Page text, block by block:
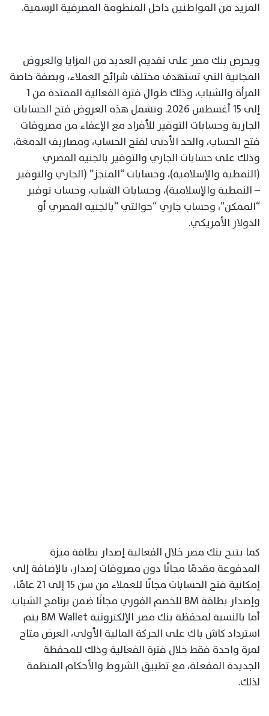
المزيد من المواطنين داخل المنظومة المصرفية الرسمية.
ويحرص بنك مصر على تقديم العديد من المزايا والعروض
المجانية التي تستهدف مختلف شرائح العملاء، وبصفة خاصة
المرأة والشباب، وذلك طوال فترة الفعالية الممتدة من 1
إلى 15 أغسطس 2026. وتشمل هذه العروض فتح الحسابات
الجارية وحسابات التوفير للأفراد مع الإعفاء من مصروفات
فتح الحساب، والحد الأدنى لفتح الحساب، ومصاريف الدمغة،
وذلك على حسابات الجاري والتوفير بالجنيه المصري
(النمطية والإسلامية)، وحسابات “المنجز” (الجاري والتوفير
– النمطية والإسلامية)، وحسابات الشباب، وحساب توفير
“الممكن”، وحساب جاري “حوالتي “بالجنيه المصري أو
الدولار الأمريكي.
كما يتيح بنك مصر خلال الفعالية إصدار بطاقة ميزة
المدفوعة مقدمًا مجانًا دون مصروفات إصدار، بالإضافة إلى
إمكانية فتح الحسابات مجانًا للعملاء من سن 15 إلى 21 عامًا،
وإصدار بطاقة BM للخصم الفوري مجانًا ضمن برنامج الشباب.
أما بالنسبة لمحفظة بنك مصر الإلكترونية BM Wallet يتم
استرداد كاش باك على الحركة المالية الأولى، العرض متاح
لمرة واحدة فقط خلال فترة الفعالية وذلك للمحفظة
الجديدة المفعلة، مع تطبيق الشروط والأحكام المنظمة
لذلك.